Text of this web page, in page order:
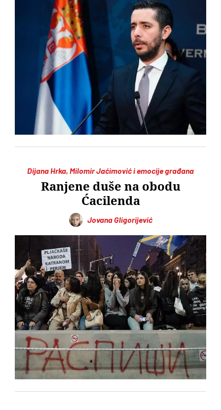
Dijana Hrka, Milomir Jaćimović i emocije građana
Ranjene duše na obodu
Ćacilenda
Jovana Gligorijević